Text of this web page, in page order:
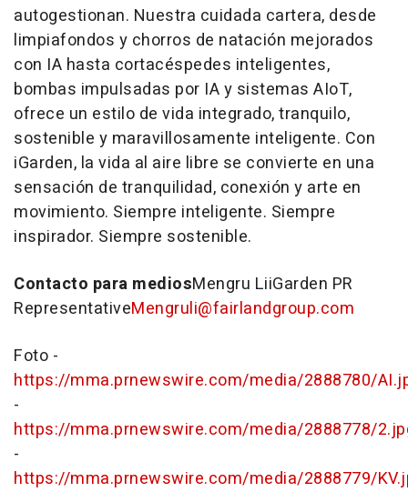
autogestionan. Nuestra cuidada cartera, desde
limpiafondos y chorros de natación mejorados
con IA hasta cortacéspedes inteligentes,
bombas impulsadas por IA y sistemas AIoT,
ofrece un estilo de vida integrado, tranquilo,
sostenible y maravillosamente inteligente. Con
iGarden, la vida al aire libre se convierte en una
sensación de tranquilidad, conexión y arte en
movimiento. Siempre inteligente. Siempre
inspirador. Siempre sostenible.
Contacto para mediosMengru LiiGarden PR
RepresentativeMengruli@fairlandgroup.com
Foto -
https://mma.prnewswire.com/media/2888780/
-
https://mma.prnewswire.com/media/2888778/
-
https://mma.prnewswire.com/media/2888779/